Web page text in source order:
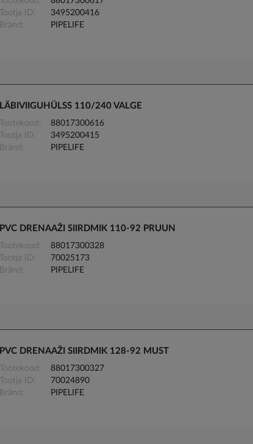
Tootja ID
3495200416
Bränd
PIPELIFE
LÄBIVIIGUHÜLSS 110/240 VALGE
Tootekood
88017300616
Tootja ID
3495200415
Bränd
PIPELIFE
PVC DRENAAŽI SIIRDMIK 110-92 PRUUN
Tootekood
88017300328
Tootja ID
70025173
Bränd
PIPELIFE
PVC DRENAAŽI SIIRDMIK 128-92 MUST
Tootekood
88017300327
Tootja ID
70024890
Bränd
PIPELIFE